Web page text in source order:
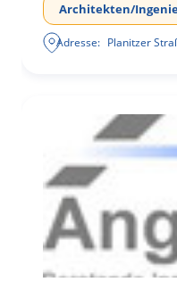
Architekten/
Adresse: Planitzer